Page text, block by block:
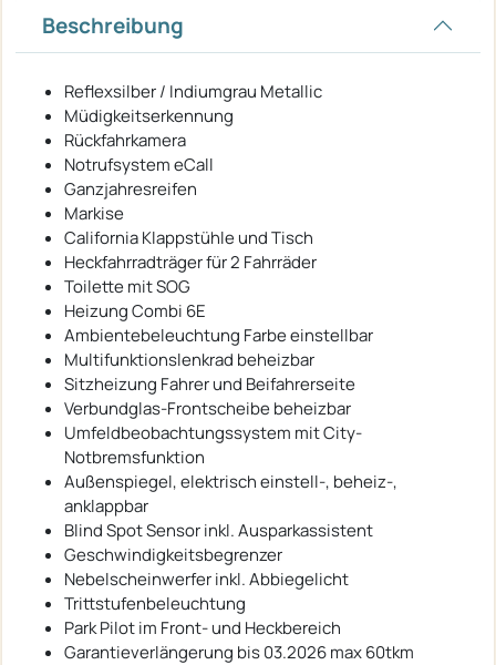
Beschreibung
Reflexsilber / Indiumgrau Metallic
Müdigkeitserkennung
Rückfahrkamera
Notrufsystem eCall
Ganzjahresreifen
Markise
California Klappstühle und Tisch
Heckfahrradträger für 2 Fahrräder
Toilette mit SOG
Heizung Combi 6E
Ambientebeleuchtung Farbe einstellbar
Multifunktionslenkrad beheizbar
Sitzheizung Fahrer und Beifahrerseite
Verbundglas-Frontscheibe beheizbar
Umfeldbeobachtungssystem mit City-
Notbremsfunktion
Außenspiegel, elektrisch einstell-, beheiz-,
anklappbar
Blind Spot Sensor inkl. Ausparkassistent
Geschwindigkeitsbegrenzer
Nebelscheinwerfer inkl. Abbiegelicht
Trittstufenbeleuchtung
Park Pilot im Front- und Heckbereich
Garantieverlängerung bis 03.2026 max 60tkm